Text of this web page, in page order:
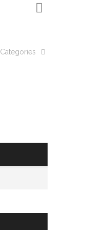
Categories